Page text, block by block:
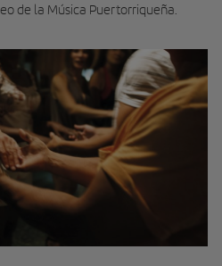
de la Música Puertorriqueña.